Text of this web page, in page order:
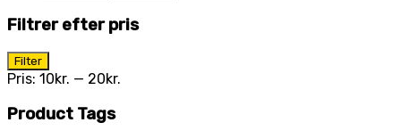
Filtrer efter pris
Mindste
pris
Højeste
pris
Filter
Pris: 10kr. — 20kr.
Product Tags